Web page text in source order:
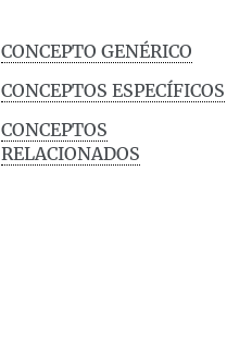
CONCEPTO GENÉRICO
CONCEPTOS ESPECÍFICOS
CONCEPTOS
RELACIONADOS